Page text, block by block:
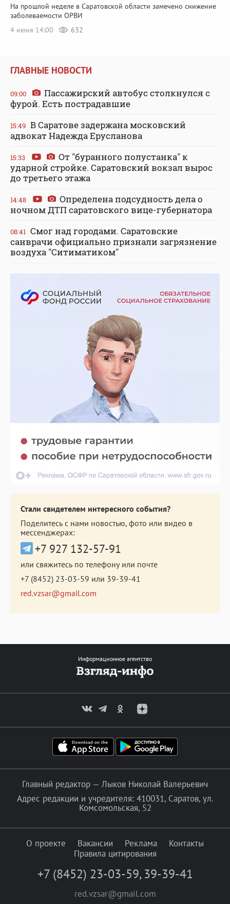
На прошлой неделе в Саратовской области замечено снижение
заболеваемости ОРВИ
4 июня 14:00
632
ГЛАВНЫЕ НОВОСТИ
09:00
Пассажирский автобус столкнулся с
фурой. Есть пострадавшие
15:49 В Саратове задержана московский
адвокат Надежда Ерусланова
15:33
От "буранного полустанка" к
ударной стройке. Саратовский вокзал вырос
до третьего этажа
14:48
Определена подсудность дела о
ночном ДТП саратовского вице-губернатора
08:41 Смог над городами. Саратовские
санврачи официально признали загрязнение
воздуха "Ситиматиком"
Стали свидетелем интересного события?
Поделитесь с нами новостью, фото или видео в
мессенджерах:
+7 927 132-57-91
или свяжитесь по телефону или почте
+7 (8452) 23-03-59 или 39-39-41
red.vzsar@gmail.com
Информационное агентство
Главный редактор — Лыков Николай Валерьевич
Адрес редакции и учредителя: 410031, Саратов, ул.
Комсомольская, 52
О проекте Вакансии Реклама
Контакты
Правила цитирования
+7 (8452) 23-03-59, 39-39-41
red.vzsar@gmail.com